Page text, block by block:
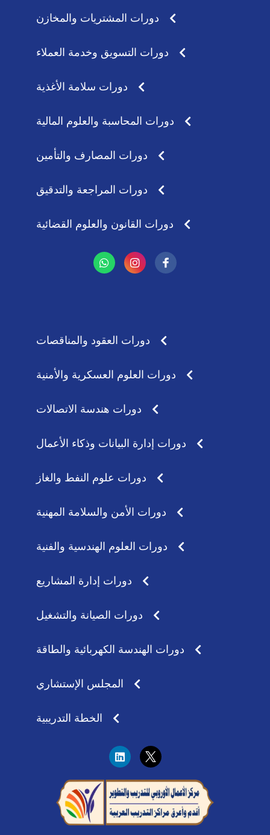
دورات المشتريات والمخازن
دورات التسويق وخدمة العملاء
دورات سلامة الأغذية
دورات المحاسبة والعلوم المالية
دورات المصارف والتأمين
دورات المراجعة والتدقيق
دورات القانون والعلوم القضائية
I
n
s
a
m
W
h
a
دورات العقود والمناقصات
دورات العلوم العسكرية والأمنية
دورات هندسة الاتصالات
دورات إدارة البيانات وذكاء الأعمال
دورات علوم النفط والغاز
دورات الأمن والسلامة المهنية
دورات العلوم الهندسية والفنية
دورات إدارة المشاريع
دورات الصيانة والتشغيل
دورات الهندسة الكهربائية والطاقة
المجلس الإستشاري
الخطة التدريبية
L
i
n
k
e
d
i
n